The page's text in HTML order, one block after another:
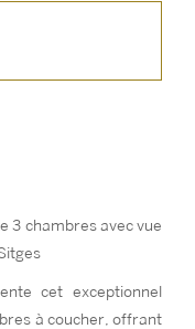
3 chambres avec vue
cet exceptionnel
à coucher, offrant